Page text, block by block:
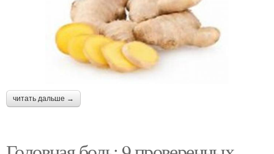
читать дальше →